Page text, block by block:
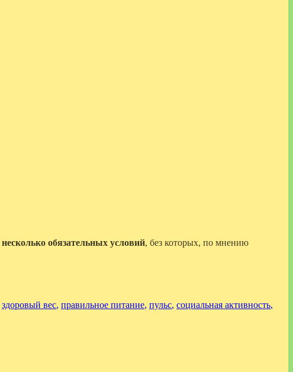
несколько обязательных условий, без которых, по мнению
здоровый вес, правильное питание, пульс, социальная активность,